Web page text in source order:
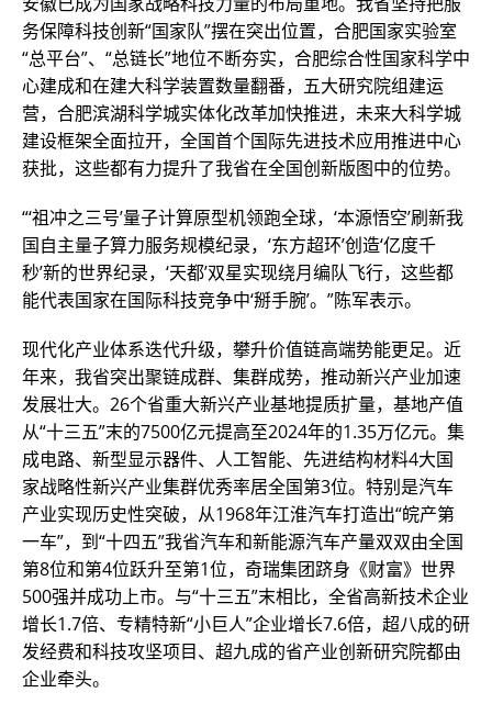
务保障科技创新“国家队”摆在突出位置，合肥国家实验室
“总平台”、“总链长”地位不断夯实，合肥综合性国家科学中
心建成和在建大科学装置数量翻番，五大研究院组建运
营，合肥滨湖科学城实体化改革加快推进，未来大科学城
建设框架全面拉开，全国首个国际先进技术应用推进中心
获批，这些都有力提升了我省在全国创新版图中的位势。
“‘祖冲之三号’量子计算原型机领跑全球，‘本源悟空’刷新我
国自主量子算力服务规模纪录，‘东方超环’创造‘亿度千
秒’新的世界纪录，‘天都’双星实现绕月编队飞行，这些都
能代表国家在国际科技竞争中‘掰手腕’。”陈军表示。
现代化产业体系迭代升级，攀升价值链高端势能更足。近
年来，我省突出聚链成群、集群成势，推动新兴产业加速
发展壮大。26个省重大新兴产业基地提质扩量，基地产值
从“十三五”末的7500亿元提高至2024年的1.35万亿元。集
成电路、新型显示器件、人工智能、先进结构材料4大国
家战略性新兴产业集群优秀率居全国第3位。特别是汽车
产业实现历史性突破，从1968年江淮汽车打造出“皖产第
一车”，到“十四五”我省汽车和新能源汽车产量双双由全国
第8位和第4位跃升至第1位，奇瑞集团跻身《财富》世界
500强并成功上市。与“十三五”末相比，全省高新技术企业
增长1.7倍、专精特新“小巨人”企业增长7.6倍，超八成的研
发经费和科技攻坚项目、超九成的省产业创新研究院都由
企业牵头。